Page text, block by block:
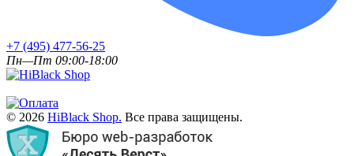
+7 (495) 477-56-25
Пн—Пт 09:00-18:00
© 2026 HiBlack Shop. Все права защищены.